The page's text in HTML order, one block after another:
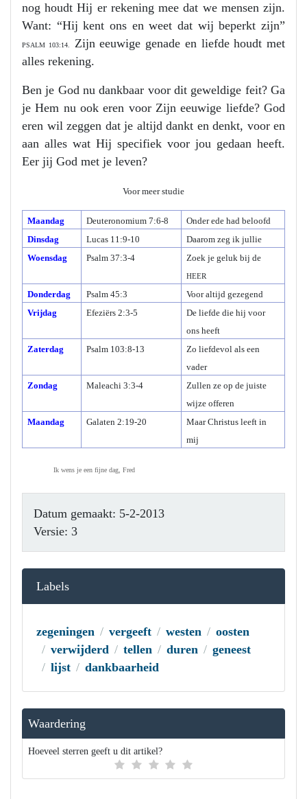
nog houdt Hij er rekening mee dat we mensen zijn.
Want: “Hij kent ons en weet dat wij beperkt zijn”
PSALM 103:14.
Zijn eeuwige genade en liefde houdt met
alles rekening.
Ben je God nu dankbaar voor dit geweldige feit? Ga
je Hem nu ook eren voor Zijn eeuwige liefde? God
eren wil zeggen dat je altijd dankt en denkt, voor en
aan alles wat Hij specifiek voor jou gedaan heeft.
Eer jij God met je leven?
Voor meer studie
Maandag Deuteronomium 7:6-8
Onder ede had beloofd
Dinsdag
Lucas 11:9-10
Daarom zeg ik jullie
Woensdag
Psalm 37:3-4 Zoek je geluk bij de
HEER
Donderdag Psalm 45:3
Voor altijd gezegend
Vrijdag
Efeziërs 2:3-5
De liefde die hij voor
ons heeft
Zaterdag
Psalm 103:8-13
Zo liefdevol als een
vader
Zondag
Maleachi 3:3-4
Zullen ze op de juiste
wijze offeren
Maandag
Galaten 2:19-20
Maar Christus leeft in
mij
Ik wens je een fijne dag, Fred
Datum gemaakt: 5-2-2013
Versie: 3
Labels
zegeningen vergeeft westen
oosten
verwijderd
tellen duren
geneest
lijst
dankbaarheid
Waardering
Hoeveel sterren geeft u dit artikel?